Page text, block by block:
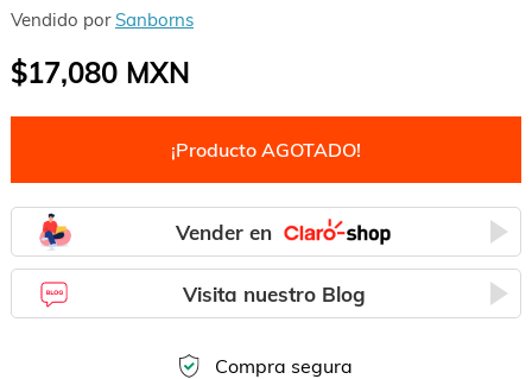
Vendido por Sanborns
$17,080MXN
¡Producto AGOTADO!
Vender en
Visita nuestro Blog
Compra segura